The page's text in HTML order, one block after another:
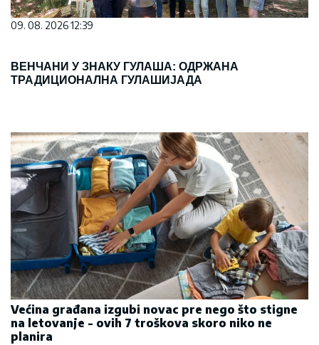
09. 08. 2026 12:39
ВЕНЧАНИ У ЗНАКУ ГУЛАША: ОДРЖАНА
ТРАДИЦИОНАЛНА ГУЛАШИЈАДА
Većina građana izgubi novac pre nego što stigne
na letovanje - ovih 7 troškova skoro niko ne
planira